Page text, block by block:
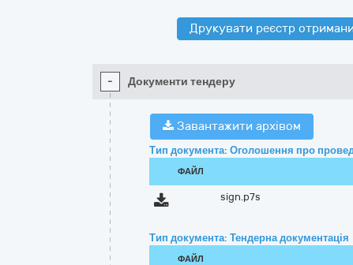
Друкувати реєстр
- Документи тендеру
Завантажити архівом
Тип документа: Оголошення про
ФАЙЛ
sign.p7s
Тип документа: Тендерна документація
ФАЙЛ